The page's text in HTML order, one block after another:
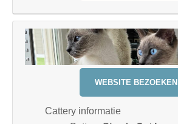
WEBSITE BEZOEKEN
Cattery informatie